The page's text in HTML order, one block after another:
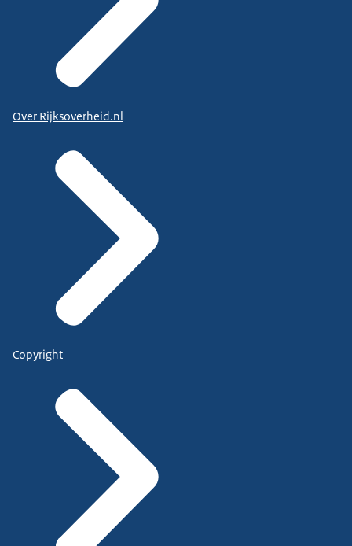
Over Rijksoverheid.nl
Copyright